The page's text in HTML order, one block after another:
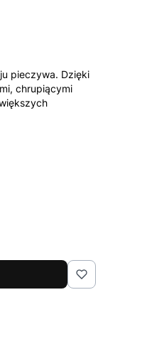
pieczywa. Dzięki
chrupiącymi